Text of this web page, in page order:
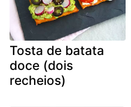
Tosta de batata
doce (dois
recheios)